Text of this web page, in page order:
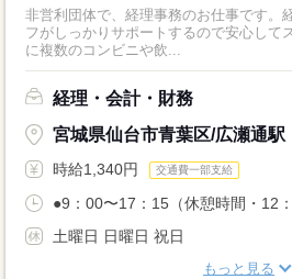
非営利団体で、経理事務のお仕事です。
フがしっかりサポートするので安心して
に複数のコンビニや飲...
経理・会計・財務
宮城県仙台市青葉区/広瀬通駅
時給1,340円 交通費一部支給
●9：00〜17：15（休憩時間・12
土曜日 日曜日 祝日
もっと見る